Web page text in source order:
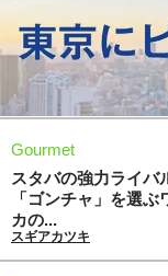
Gourmet
スタバの強力ライバ
「ゴンチャ」を選ぶ
カの...
スギアカツキ